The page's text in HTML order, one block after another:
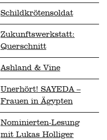
Schildkrötensoldat
Zukunftswerkstatt:
Querschnitt
Ashland & Vine
Unerhört! SAYEDA –
Frauen in Ägypten
Nominierten-Lesung
mit Lukas Holliger